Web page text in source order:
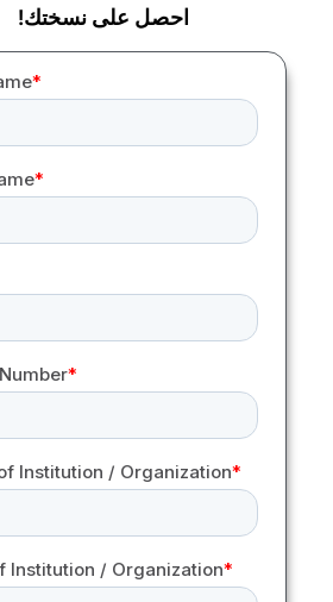
احصل على نسختك!